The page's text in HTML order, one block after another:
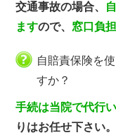
交通事故の場合、
ますので、 窓口負
自賠責保険を
すか？
手続は当院で代行
りはお任せ下さい。